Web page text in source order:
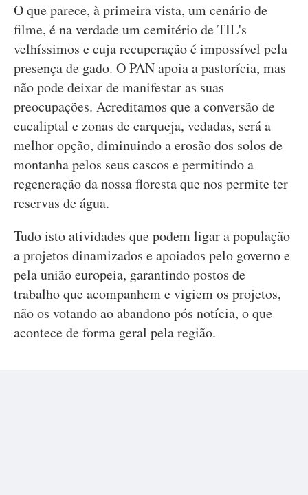
O que parece, à primeira vista, um cenário de
filme, é na verdade um cemitério de TIL's
velhíssimos e cuja recuperação é impossível pela
presença de gado. O PAN apoia a pastorícia, mas
não pode deixar de manifestar as suas
preocupações. Acreditamos que a conversão de
eucaliptal e zonas de carqueja, vedadas, será a
melhor opção, diminuindo a erosão dos solos de
montanha pelos seus cascos e permitindo a
regeneração da nossa floresta que nos permite ter
reservas de água.
Tudo isto atividades que podem ligar a população
a projetos dinamizados e apoiados pelo governo e
pela união europeia, garantindo postos de
trabalho que acompanhem e vigiem os projetos,
não os votando ao abandono pós notícia, o que
acontece de forma geral pela região.